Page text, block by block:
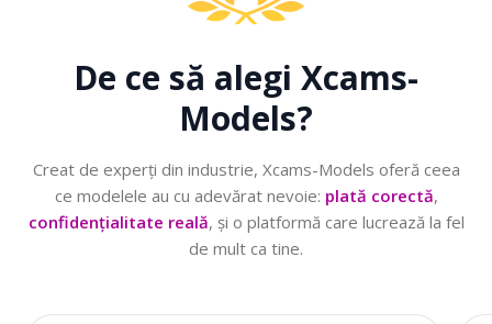
De ce să alegi Xcams-
Models?
Creat de experţi din industrie, Xcams-Models oferă ceea
ce modelele au cu adevărat nevoie: plată corectă,
confidențialitate reală, și o platformă care lucrează la fel
de mult ca tine.